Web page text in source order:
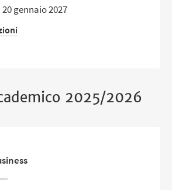
gennaio 2027
2025/2026